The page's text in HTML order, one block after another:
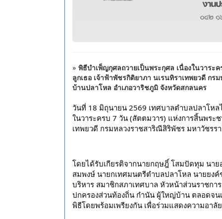
» พิธีบำเพ็ญกุศลถวายเป็นพระกุศล เนื่องในวาร
ลูกเธอ เจ้าฟ้าพัชรกิติยาภา นเรนทิราเทพยวดี
บ้านปลาโหล อำเภอวาริชภูมิ จังหวัดสกลนคร
วันที่ 18 มิถุนายน 2569 เทศบาลตำบลปลาโหล
ในวาระครบ 7 วัน (สัตตมวาร) แห่งการสิ้นพระ
เทพยวดี กรมหลวงราชสาริณีสิริพัชร มหาวัชร
โดยได้รับเกียรติจากนายกฤษฎิ์ โสมปัดทุม นา
สมพงษ์ นายกเทศมนตรีตำบลปลาโหล นายยง
บริหาร สมาชิกสภาเทศบาล หัวหน้าส่วนราชกา
ปกครองส่วนท้องถิ่น กำนัน ผู้ใหญ่บ้าน ตลอดจน
พิธีโดยพร้อมเพรียงกัน เพื่อร่วมแสดงความอา